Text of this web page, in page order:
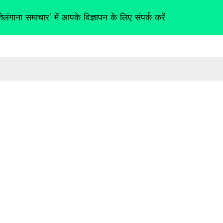
समाचार' में आपके विज्ञापन के लिए संपर्क करें